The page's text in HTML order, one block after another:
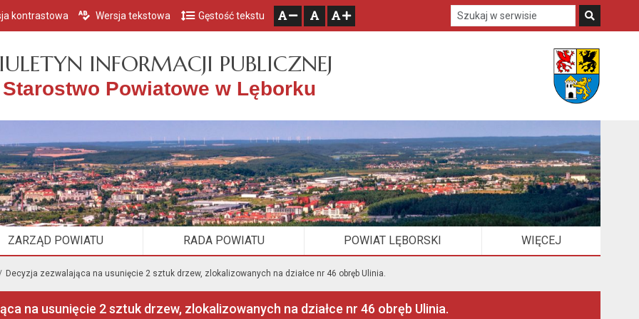
Przejdź do głównego menu
Przejdź do treści
Przejdź do mapy serwisu
kontrastowa Wersja tekstowa Gęstość tekstu
INFORMACJI PUBLICZNEJ
Starostwo Powiatowe w Lęborku
ZARZĄD POWIATU RADA POWIATU POWIAT LĘBORSKI WIĘCEJ
Decyzja zezwalająca na usunięcie 2 sztuk drzew, zlokalizowanych na działce nr 46 obręb Ulinia.
na usunięcie 2 sztuk drzew, zlokalizowanych na działce nr 46 obręb Ulinia.